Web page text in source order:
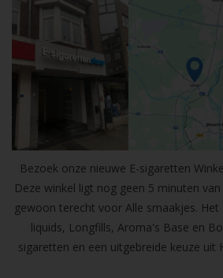
Bezoek onze nieuwe E-sigaretten
Deze winkel ligt nog geen 5 minuten
gewoon terecht voor Alle smaakjes.
liquids, Longfills, Aroma's Base en
sigaretten en een uitgebreide keuze uit